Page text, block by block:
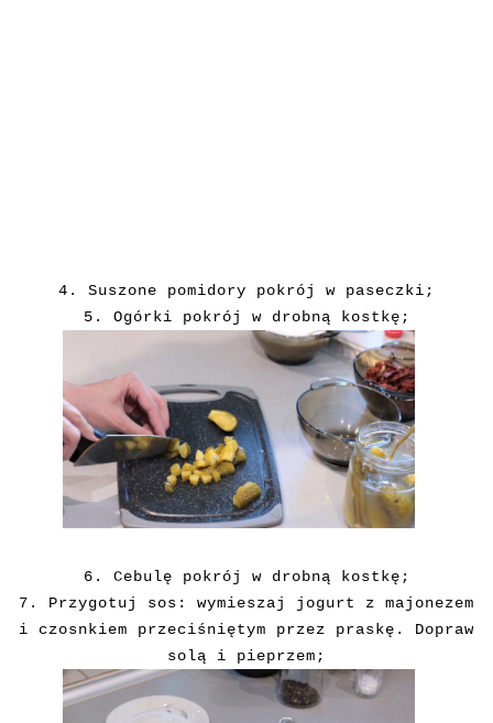
4. Suszone pomidory pokrój w paseczki;
5. Ogórki pokrój w drobną kostkę;
6. Cebulę pokrój w drobną kostkę;
7. Przygotuj sos: wymieszaj jogurt z majonezem
i czosnkiem przeciśniętym przez praskę. Dopraw
solą i pieprzem;